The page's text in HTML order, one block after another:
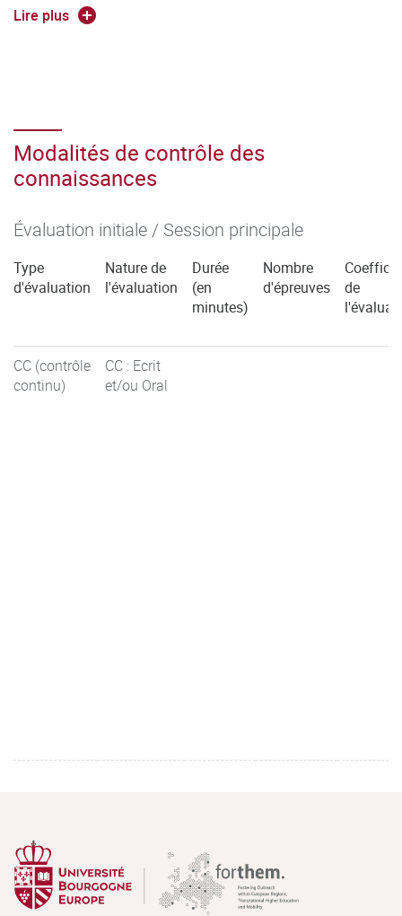
(R3.01 coef 10)
Lire plus
Modalités de contrôle des
connaissances
Évaluation initiale / Session principale
Type
d'évaluation
Nature de
l'évaluation
Durée
(en
minutes)
Nombre
d'épreuves
de
CC (contrôle
continu)
CC : Ecrit
et/ou Oral